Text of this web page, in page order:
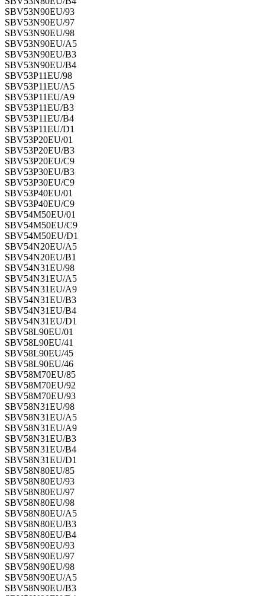
SBV53N90EU/93
SBV53N90EU/97
SBV53N90EU/98
SBV53N90EU/A5
SBV53N90EU/B3
SBV53N90EU/B4
SBV53P11EU/98
SBV53P11EU/A5
SBV53P11EU/A9
SBV53P11EU/B3
SBV53P11EU/B4
SBV53P11EU/D1
SBV53P20EU/01
SBV53P20EU/B3
SBV53P20EU/C9
SBV53P30EU/B3
SBV53P30EU/C9
SBV53P40EU/01
SBV53P40EU/C9
SBV54M50EU/01
SBV54M50EU/C9
SBV54M50EU/D1
SBV54N20EU/A5
SBV54N20EU/B1
SBV54N31EU/98
SBV54N31EU/A5
SBV54N31EU/A9
SBV54N31EU/B3
SBV54N31EU/B4
SBV54N31EU/D1
SBV58L90EU/01
SBV58L90EU/41
SBV58L90EU/45
SBV58L90EU/46
SBV58M70EU/85
SBV58M70EU/92
SBV58M70EU/93
SBV58N31EU/98
SBV58N31EU/A5
SBV58N31EU/A9
SBV58N31EU/B3
SBV58N31EU/B4
SBV58N31EU/D1
SBV58N80EU/85
SBV58N80EU/93
SBV58N80EU/97
SBV58N80EU/98
SBV58N80EU/A5
SBV58N80EU/B3
SBV58N80EU/B4
SBV58N90EU/93
SBV58N90EU/97
SBV58N90EU/98
SBV58N90EU/A5
SBV58N90EU/B3